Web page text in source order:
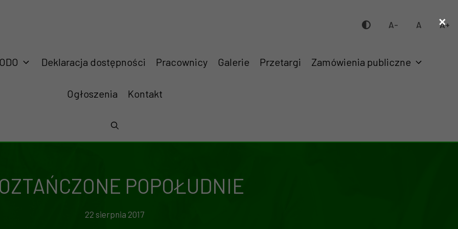
A- A A+
Deklaracja dostępności Pracownicy Galerie Przetargi Zamówienia publiczne
Ogłoszenia Kontakt
POPOŁUDNIE
22 sierpnia 2017
×